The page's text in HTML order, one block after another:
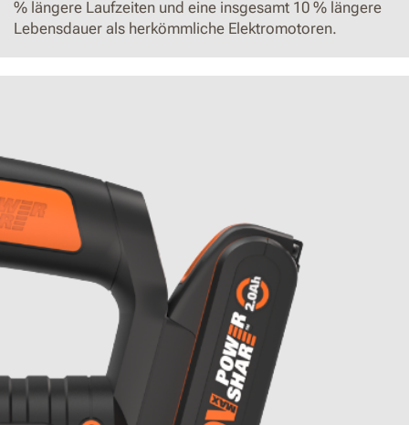
% längere Laufzeiten und eine insgesamt 10 % längere
Lebensdauer als herkömmliche Elektromotoren.